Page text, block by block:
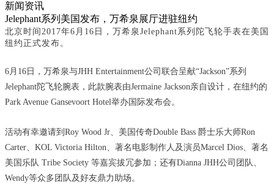
新闻资讯
Jelephant系列美国发布，万希泉展厅进驻纽约
北京时间2017年6月16日，万希泉Jelephant系列陀飞轮手表在美国
纽约正式发布。
6月16日，万希泉与JHH Entertainment公司联合呈献“Jackson”系列
Jelephant陀飞轮腕表，此款腕表由Jermaine Jackson亲自设计，在纽约的
Park Avenue Gansevoort Hotel举办 国际发布会。
活动有幸邀请到Roy Wood Jr、美国传奇Double Bass 爵士乐大师Ron
Carter、KOL Victoria Hilton、著名电影制作人及演员Marcel Dios、著名
美国乐队 Tribe Society 等嘉宾拔冗参加；还有Dianna JHH公司团队、
Wendy等众多团队及好友鼎力助场。